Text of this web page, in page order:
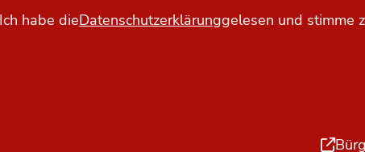
Ich habe dieDatenschutzerklärunggelesen und stimme